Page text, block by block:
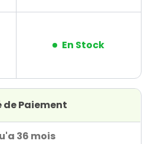
En Stock
de Paiement
36 mois